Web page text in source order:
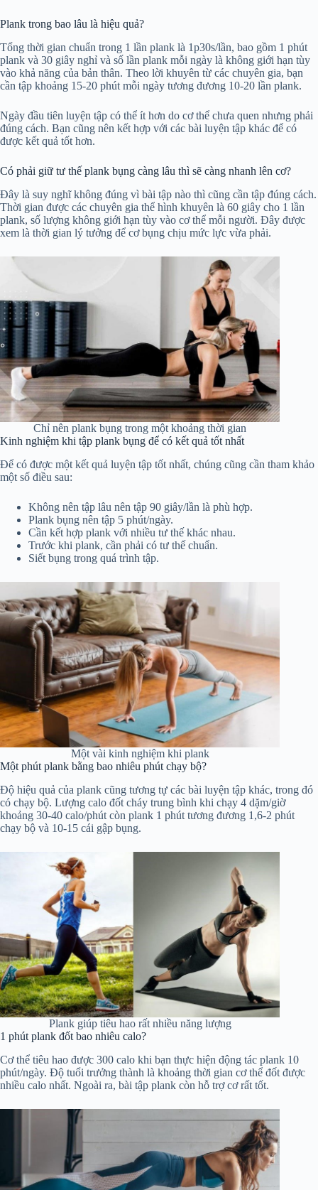
Plank trong bao lâu là hiệu quả?
Tổng thời gian chuẩn trong 1 lần plank là 1p30s/lần, bao gồm 1 phút
plank và 30 giây nghỉ và số lần plank mỗi ngày là không giới hạn tùy
vào khả năng của bản thân. Theo lời khuyên từ các chuyên gia, bạn
cần tập khoảng 15-20 phút mỗi ngày tương đương 10-20 lần plank.
Ngày đầu tiên luyện tập có thể ít hơn do cơ thể chưa quen nhưng phải
đúng cách. Bạn cũng nên kết hợp với các bài luyện tập khác để có
được kết quả tốt hơn.
Có phải giữ tư thế plank bụng càng lâu thì sẽ càng nhanh lên cơ?
Đây là suy nghĩ không đúng vì bài tập nào thì cũng cần tập đúng cách.
Thời gian được các chuyên gia thể hình khuyên là 60 giây cho 1 lần
plank, số lượng không giới hạn tùy vào cơ thể mỗi người. Đây được
xem là thời gian lý tưởng để cơ bụng chịu mức lực vừa phải.
Chỉ nên plank bụng trong một khoảng thời gian
Kinh nghiệm khi tập plank bụng để có kết quả tốt nhất
Để có được một kết quả luyện tập tốt nhất, chúng cũng cần tham khảo
một số điều sau:
Không nên tập lâu nên tập 90 giây/lần là phù hợp.
Plank bụng nên tập 5 phút/ngày.
Cần kết hợp plank với nhiều tư thế khác nhau.
Trước khi plank, cần phải có tư thế chuẩn.
Siết bụng trong quá trình tập.
Một vài kinh nghiệm khi plank
Một phút plank bằng bao nhiêu phút chạy bộ?
Độ hiệu quả của plank cũng tương tự các bài luyện tập khác, trong đó
có chạy bộ. Lượng calo đốt cháy trung bình khi chạy 4 dặm/giờ
khoảng 30-40 calo/phút còn plank 1 phút tương đương 1,6-2 phút
chạy bộ và 10-15 cái gập bụng.
Plank giúp tiêu hao rất nhiều năng lượng
1 phút plank đốt bao nhiêu calo?
Cơ thể tiêu hao được 300 calo khi bạn thực hiện động tác plank 10
phút/ngày. Độ tuổi trưởng thành là khoảng thời gian cơ thể đốt được
nhiều calo nhất. Ngoài ra, bài tập plank còn hỗ trợ cơ rất tốt.